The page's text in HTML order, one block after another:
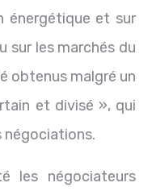
énergétique et sur
sur les marchés du
obtenus malgré un
et divisé », qui
négociations.
les négociateurs